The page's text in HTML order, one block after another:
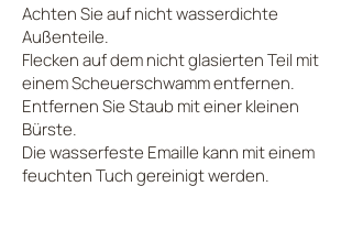
Achten Sie auf nicht wasserdichte
Außenteile.
Flecken auf dem nicht glasierten Teil mit
einem Scheuerschwamm entfernen.
Entfernen Sie Staub mit einer kleinen
Bürste.
Die wasserfeste Emaille kann mit einem
feuchten Tuch gereinigt werden.